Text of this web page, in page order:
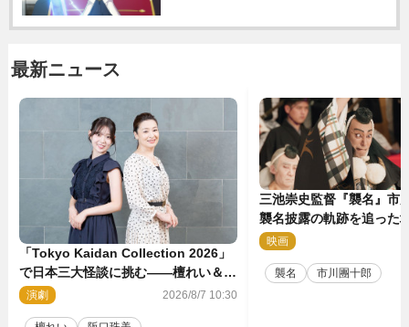
最新ニュース
「Tokyo Kaidan Collection 2026」
で日本三大怪談に挑む――檀れい＆阪
口珠美が語る「牡丹灯籠」の新たな魅
演劇 2026/8/7 10:30
三池崇史監督『襲名』市
襲名披露の軌跡を追った
点解禁！
映画
襲名 市川團十郎